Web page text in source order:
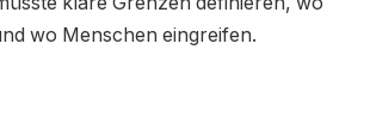
wo Menschen eingreifen.